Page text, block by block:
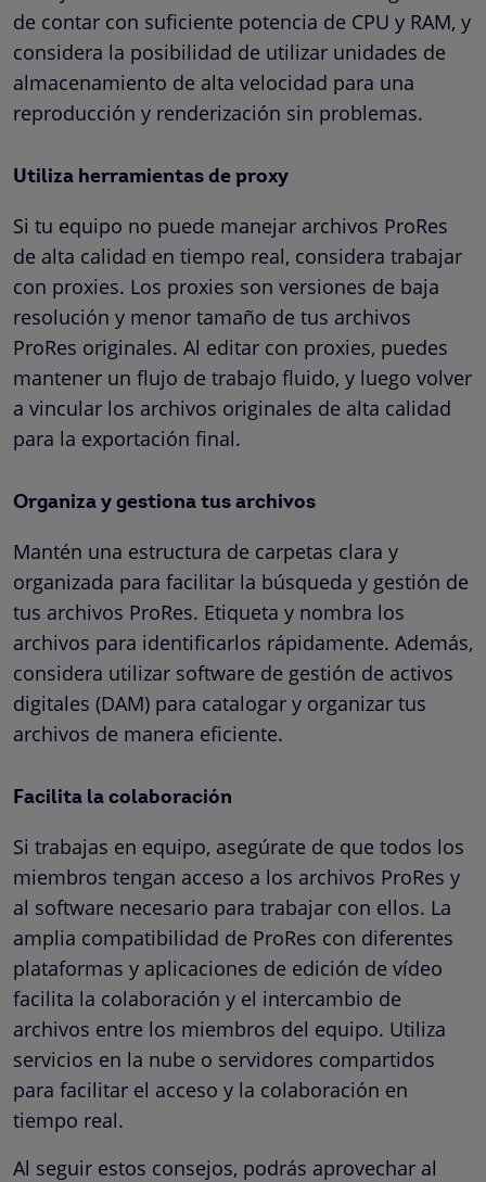
de contar con suficiente potencia de CPU y RAM, y
considera la posibilidad de utilizar unidades de
almacenamiento de alta velocidad para una
reproducción y renderización sin problemas.
Utiliza herramientas de proxy
Si tu equipo no puede manejar archivos ProRes
de alta calidad en tiempo real, considera trabajar
con proxies. Los proxies son versiones de baja
resolución y menor tamaño de tus archivos
ProRes originales. Al editar con proxies, puedes
mantener un flujo de trabajo fluido, y luego volver
a vincular los archivos originales de alta calidad
para la exportación final.
Organiza y gestiona tus archivos
Mantén una estructura de carpetas clara y
organizada para facilitar la búsqueda y gestión de
tus archivos ProRes. Etiqueta y nombra los
archivos para identificarlos rápidamente. Además,
considera utilizar software de gestión de activos
digitales (DAM) para catalogar y organizar tus
archivos de manera eficiente.
Facilita la colaboración
Si trabajas en equipo, asegúrate de que todos los
miembros tengan acceso a los archivos ProRes y
al software necesario para trabajar con ellos. La
amplia compatibilidad de ProRes con diferentes
plataformas y aplicaciones de edición de vídeo
facilita la colaboración y el intercambio de
archivos entre los miembros del equipo. Utiliza
servicios en la nube o servidores compartidos
para facilitar el acceso y la colaboración en
tiempo real.
Al seguir estos consejos, podrás aprovechar al